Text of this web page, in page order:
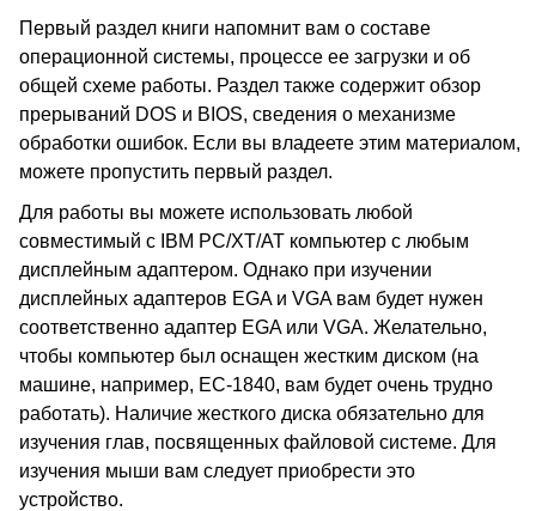
Первый раздел книги напомнит вам о составе
операционной системы, процессе ее загрузки и об
общей схеме работы. Раздел также содержит обзор
прерываний DOS и BIOS, сведения о механизме
обработки ошибок. Если вы владеете этим материалом,
можете пропустить первый раздел.
Для работы вы можете использовать любой
совместимый с IBM PC/XT/AT компьютер с любым
дисплейным адаптером. Однако при изучении
дисплейных адаптеров EGA и VGA вам будет нужен
соответственно адаптер EGA или VGA. Желательно,
чтобы компьютер был оснащен жестким диском (на
машине, например, ЕС-1840, вам будет очень трудно
работать). Наличие жесткого диска обязательно для
изучения глав, посвященных файловой системе. Для
изучения мыши вам следует приобрести это
устройство.